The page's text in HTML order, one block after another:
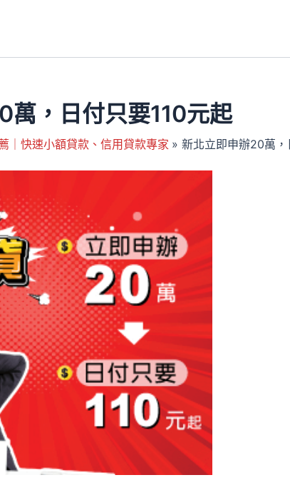
萬，日付只要110元起
｜快速小額貸款、信用貸款專家 新北立即申辦20萬，